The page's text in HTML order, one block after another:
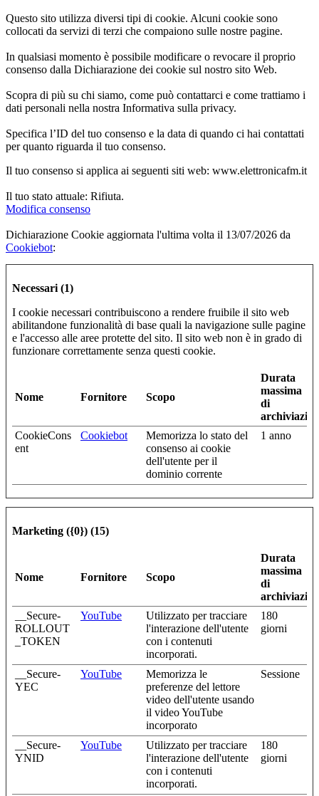
Questo sito utilizza diversi tipi di cookie. Alcuni cookie sono
collocati da servizi di terzi che compaiono sulle nostre pagine.
In qualsiasi momento è possibile modificare o revocare il proprio
consenso dalla Dichiarazione dei cookie sul nostro sito Web.
Scopra di più su chi siamo, come può contattarci e come trattiamo i
dati personali nella nostra Informativa sulla privacy.
Specifica l’ID del tuo consenso e la data di quando ci hai contattati
per quanto riguarda il tuo consenso.
Il tuo consenso si applica ai seguenti siti web: www.elettronicafm.it
Il tuo stato attuale: Rifiuta.
Modifica consenso
Dichiarazione Cookie aggiornata l'ultima volta il 13/07/2026 da
Cookiebot:
Necessari (1)
I cookie necessari contribuiscono a rendere fruibile il sito web
abilitandone funzionalità di base quali la navigazione sulle pagine
e l'accesso alle aree protette del sito. Il sito web non è in grado di
funzionare correttamente senza questi cookie.
Nome Fornitore Scopo
Durata
massima
di
CookieCons
ent
Cookiebot
Memorizza lo stato del
consenso ai cookie
dell'utente per il
dominio corrente
1 anno
Marketing ({0}) (15)
Nome Fornitore Scopo
Durata
massima
di
__Secure-
ROLLOUT
_TOKEN
YouTube
Utilizzato per tracciare
l'interazione dell'utente
con i contenuti
incorporati.
180
giorni
__Secure-
YEC
YouTube
Memorizza le
preferenze del lettore
video dell'utente usando
il video YouTube
incorporato
Sessione
__Secure-
YNID
YouTube
Utilizzato per tracciare
l'interazione dell'utente
con i contenuti
incorporati.
180
giorni